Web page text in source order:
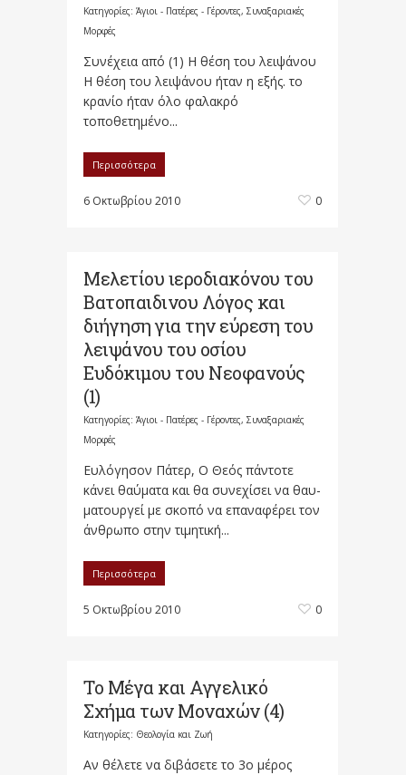
Κατηγορίες: Άγιοι - Πατέρες - Γέροντες, Συναξαριακές
Μορφές
Συνέχεια από (1) Η θέση του λειψάνου
Η θέση του λειψάνου ήταν η εξής. το
κρανίο ήταν όλο φα­λα­κρό
τοποθετημένο...
Περισσότερα
6 Οκτωβρίου 2010 0
Μελετίου ιεροδιακόνου του
Βατοπαιδινου Λόγος και
διήγηση για την εύρεση του
λειψάνου του οσίου
Ευδόκιμου του Νεοφανούς
(1)
Κατηγορίες: Άγιοι - Πατέρες - Γέροντες, Συναξαριακές
Μορφές
Eυλόγησον Πάτερ, Ο Θεός πάντοτε
κάνει θαύματα και θα συνεχίσει να θαυ­
μα­τουρ­γεί με σκοπό να επαναφέρει τον
άνθρωπο στην τιμητική...
Περισσότερα
5 Οκτωβρίου 2010 0
Το Μέγα και Αγγελικό
Σχήμα των Μοναχών (4)
Κατηγορίες: Θεολογία και Ζωή
Αν θέλετε να διβάσετε το 3ο μέρος